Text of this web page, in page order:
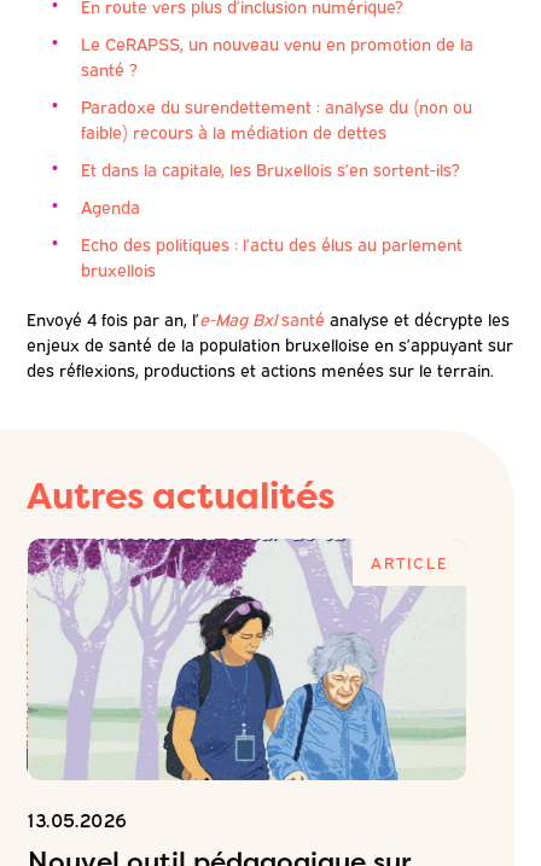
En route vers plus d’inclusion numérique?
Le CeRAPSS, un nouveau venu en promotion de la
santé ?
Paradoxe du surendettement : analyse du (non ou
faible) recours à la médiation de dettes
Et dans la capitale, les Bruxellois s’en sortent-ils?
Agenda
Echo des politiques : l’actu des élus au parlement
bruxellois
Envoyé 4 fois par an, l’e-Mag Bxlsanté analyse et décrypte les
enjeux de santé de la population bruxelloise en s’appuyant sur
des réflexions, productions et actions menées sur le terrain.
Autres actualités
ARTICLE
13.05.2026